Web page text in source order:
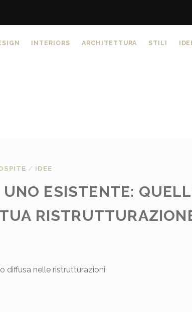
INTERIORS ARCHITETTURA STILI
/ IDEE
ESISTENTE:
diffusa nelle ristrutturazioni.